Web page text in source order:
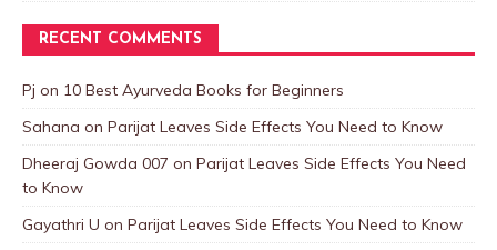
RECENT COMMENTS
Pj on 10 Best Ayurveda Books for Beginners
Sahana on Parijat Leaves Side Effects You Need to Know
Dheeraj Gowda 007 on Parijat Leaves Side Effects You Need
to Know
Gayathri U on Parijat Leaves Side Effects You Need to Know